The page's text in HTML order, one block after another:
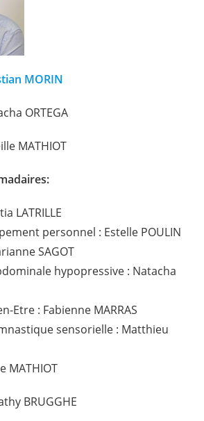
MORIN
ORTEGA
MATHIOT
LATRILLE
personnel : Estelle POULIN
SAGOT
hypopressive : Natacha
Etre : Fabienne MARRAS
sensorielle : Matthieu
MATHIOT
BRUGGHE